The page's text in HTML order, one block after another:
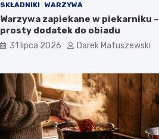
SKŁADNIKI WARZYWA
Warzywa zapiekane w piekarniku –
prosty dodatek do obiadu
31 lipca 2026 Darek Matuszewski